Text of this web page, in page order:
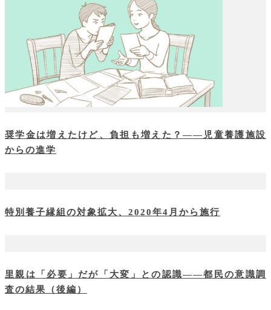
奨学金は増えたけど、負担も増えた？――児童養護施設
からの進学
特別養子縁組の対象拡大、2020年4月から施行
里親は「必要」だが「大変」との認識――都民の意識調
査の結果（後編）